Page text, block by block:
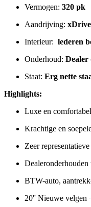
Vermogen: 320 pk
Aandrijving:
Interieur: lederen
Onderhoud: Dealer
Staat: Erg nette
Highlights:
Luxe en
Krachtige en
Zeer
BTW-auto,
20'' Nieuwe velgen